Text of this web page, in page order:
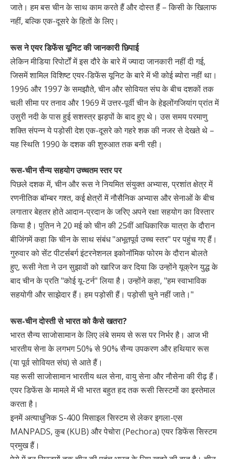
जाते। हम बस चीन के साथ काम करते हैं और दोस्त हैं – किसी के खिलाफ
नहीं, बल्कि एक-दूसरे के हितों के लिए।
रूस ने एयर डिफेंस यूनिट की जानकारी छिपाई
लेकिन मीडिया रिपोर्टों में इस दौरे के बारे में ज्यादा जानकारी नहीं दी गई,
जिसमें शामिल विशिष्ट एयर-डिफेंस यूनिट के बारे में भी कोई ब्योरा नहीं था।
1996 और 1997 के समझौते, चीन और सोवियत संघ के बीच दशकों तक
चली सीमा पर तनाव और 1969 में उत्तर-पूर्वी चीन के हेइलोंगजियांग प्रांत में
उसुरी नदी के पास हुई सशस्त्र झड़पों के बाद हुए थे। उस समय परमाणु
शक्ति संपन्न ये पड़ोसी देश एक-दूसरे को गहरे शक की नजर से देखते थे –
यह स्थिति 1990 के दशक की शुरुआत तक बनी रही।
रूस-चीन सैन्य सहयोग उच्चतम स्तर पर
पिछले दशक में, चीन और रूस ने नियमित संयुक्त अभ्यास, प्रशांत क्षेत्र में
रणनीतिक बॉम्बर गश्त, कई क्षेत्रों में नौसैनिक अभ्यास और सेनाओं के बीच
लगातार बेहतर होते आदान-प्रदान के जरिए अपने रक्षा सहयोग का विस्तार
किया है। पुतिन ने 20 मई को चीन की 25वीं आधिकारिक यात्रा के दौरान
बीजिंगमें कहा कि चीन के साथ संबंध "अभूतपूर्व उच्च स्तर" पर पहुंच गए हैं।
गुरुवार को सेंट पीटर्सबर्ग इंटरनेशनल इकोनॉमिक फोरम के दौरान बोलते
हुए, रूसी नेता ने उन सुझावों को खारिज कर दिया कि उन्होंने यूक्रेन युद्ध के
बाद चीन के प्रति "कोई यू-टर्न" लिया है। उन्होंने कहा, "हम स्वाभाविक
सहयोगी और साझेदार हैं। हम पड़ोसी हैं। पड़ोसी चुने नहीं जाते।"
रूस-चीन दोस्ती से भारत को कैसे खतरा?
भारत सैन्य साजोसामान के लिए लंबे समय से रूस पर निर्भर है। आज भी
भारतीय सेना के लगभग 50% से 90% सैन्य उपकरण और हथियार रूस
(या पूर्व सोवियत संघ) से आते हैं।
यह रूसी साजोसामान भारतीय थल सेना, वायु सेना और नौसेना की रीढ़ हैं।
एयर डिफेंस के मामले में भी भारत बहुत हद तक रूसी सिस्टमों का इस्तेमाल
करता है।
इनमें अत्याधुनिक S-400 मिसाइल सिस्टम से लेकर इगला-एस
MANPADS, कुब (KUB) और पेचोरा (Pechora) एयर डिफेंस सिस्टम
प्रमुख हैं।